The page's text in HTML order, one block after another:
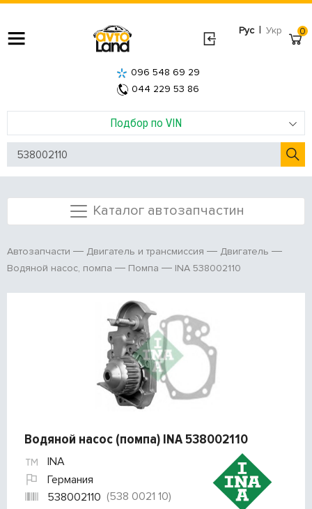
Рус | Укр
Подбор по VIN
096 548 69 29
044 229 53 86
0
Каталог автозапчастин
Автозапчасти Двигатель и трансмиссия
Двигатель
Водяной насос, помпа
Помпа INA 538002110
Водяной насос (помпа) INA 538002110
INA
Германия
538002110 (538 0021 10)